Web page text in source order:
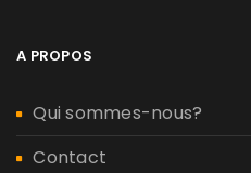
A PROPOS
Qui sommes-nous?
Contact